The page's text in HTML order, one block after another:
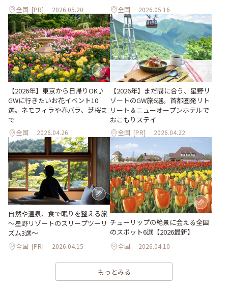
全国 [PR] 2026.05.20 全国 2026.05.16
【2026年】東京から日帰りOK♪
GWに行きたいお花イベント10
選。ネモフィラや春バラ、芝桜ま
で
全国 2026.04.26
【2026年】まだ間に合う、星野リ
ゾートのGW旅6選。首都圏発リト
リート＆ニューオープンホテルで
おこもりステイ
全国 [PR] 2026.04.22
自然や温泉、食で眠りを整える旅
～星野リゾートのスリープツーリ
ズム3選～
全国 [PR] 2026.04.15
チューリップの絶景に会える全国
のスポット6選【2026最新】
全国 2026.04.10
もっとみる